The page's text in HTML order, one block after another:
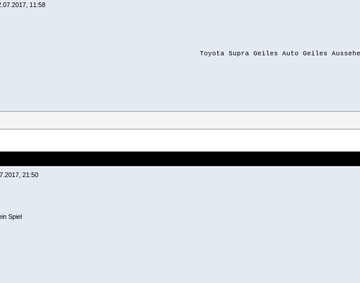
11:58
Toyota Supra Geiles Auto Geiles
21:50
Spiel